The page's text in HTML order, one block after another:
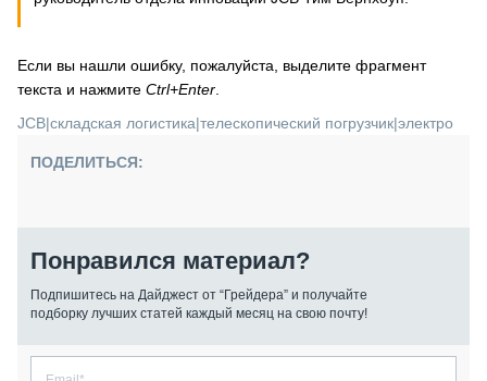
Если вы нашли ошибку, пожалуйста, выделите фрагмент
текста и нажмите Ctrl+Enter
JCB|складская логистика|телескопический погрузчик|электро
ПОДЕЛИТЬСЯ:
Понравился материал?
Подпишитесь на Дайджест от “Грейдера” и получайте
подборку лучших статей каждый месяц на свою почту!